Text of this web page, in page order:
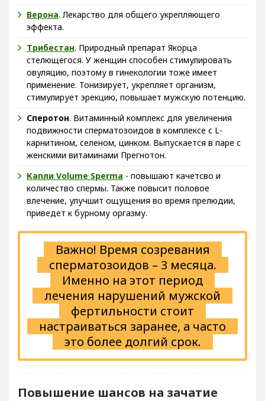
Верона. Лекарство для общего укрепляющего
эффекта.
Трибестан. Природный препарат Якорца
стелющегося. У женщин способен стимулировать
овуляцию, поэтому в гинекологии тоже имеет
применение. Тонизирует, укрепляет организм,
стимулирует эрекцию, повышает мужскую потенцию.
Сперотон. Витаминный комплекс для увеличения
подвижности сперматозоидов в комплексе с L-
карнитином, селеном, цинком. Выпускается в паре с
женскими витаминами Прегнотон.
Капли Volume Sperma - повышают качетсво и
количество спермы. Также повысит половое
влечение, улучшит ощущения во время прелюдии,
приведет к бурному оргазму.
Важно! Время созревания
сперматозоидов – 3 месяца.
Именно на этот период
лечения нарушений мужской
фертильности стоит
настраиваться заранее, а часто
это более долгий срок.
Повышение шансов на зачатие